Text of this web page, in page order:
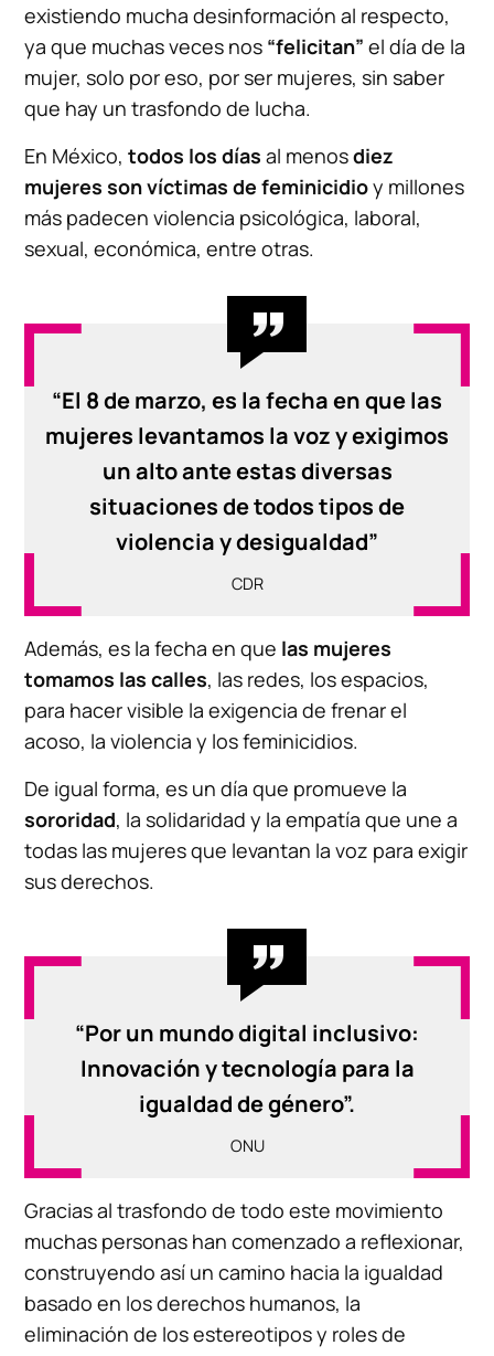
existiendo mucha desinformación al respecto,
ya que muchas veces nos “felicitan” el día de la
mujer, solo por eso, por ser mujeres, sin saber
que hay un trasfondo de lucha.
En México,todos los días al menosdiez
mujeres son víctimas de feminicidioy millones
más padecen violencia psicológica, laboral,
sexual, económica, entre otras.
“El 8 de marzo, es la fecha en que las
mujeres levantamos la voz y exigimos
un alto ante estas diversas
situaciones de todos tipos de
violencia y desigualdad”
CDR
Además, es la fecha en que las mujeres
tomamos las calles, las redes, los espacios,
para hacer visible la exigencia de frenar el
acoso, la violencia y los feminicidios.
De igual forma, es un día que promueve la
sororidad, la solidaridad y la empatía que une a
todas las mujeres que levantan la voz para exigir
sus derechos.
“Por un mundo digital inclusivo:
Innovación y tecnología para la
igualdad de género”.
ONU
Gracias al trasfondo de todo este movimiento
muchas personas han comenzado a reflexionar,
construyendo así un camino hacia la igualdad
basado en los derechos humanos, la
eliminación de los estereotipos y roles de